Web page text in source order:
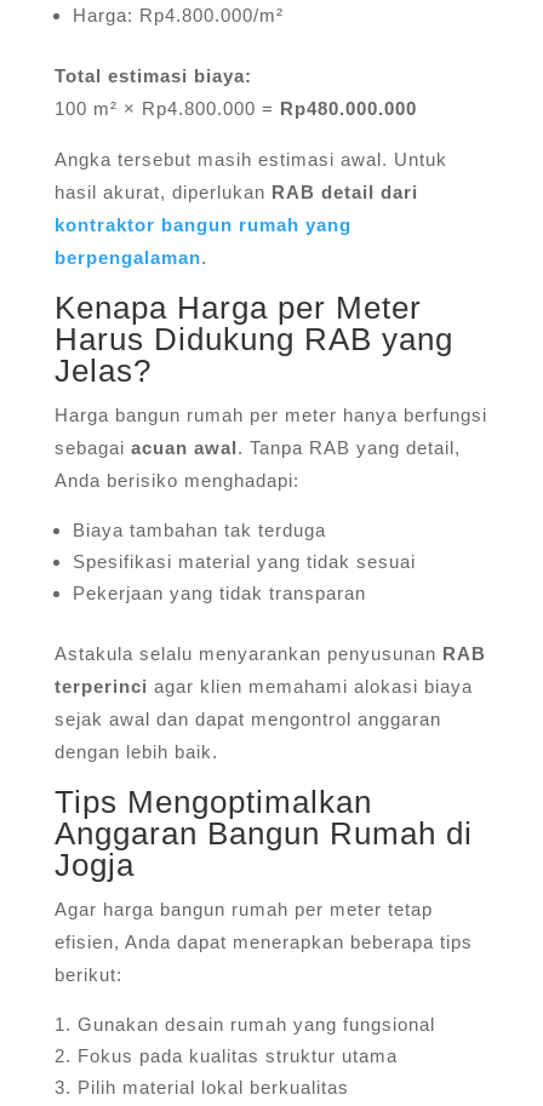
Harga: Rp4.800.000/m²
Total estimasi biaya:
100 m² × Rp4.800.000 = Rp480.000.000
Angka tersebut masih estimasi awal. Untuk
hasil akurat, diperlukan RAB detail dari
kontraktor bangun rumah yang
berpengalaman.
Kenapa Harga per Meter
Harus Didukung RAB yang
Jelas?
Harga bangun rumah per meter hanya berfungsi
sebagai acuan awal. Tanpa RAB yang detail,
Anda berisiko menghadapi:
Biaya tambahan tak terduga
Spesifikasi material yang tidak sesuai
Pekerjaan yang tidak transparan
Astakula selalu menyarankan penyusunan RAB
terperinci agar klien memahami alokasi biaya
sejak awal dan dapat mengontrol anggaran
dengan lebih baik.
Tips Mengoptimalkan
Anggaran Bangun Rumah di
Jogja
Agar harga bangun rumah per meter tetap
efisien, Anda dapat menerapkan beberapa tips
berikut:
Gunakan desain rumah yang fungsional
Fokus pada kualitas struktur utama
Pilih material lokal berkualitas